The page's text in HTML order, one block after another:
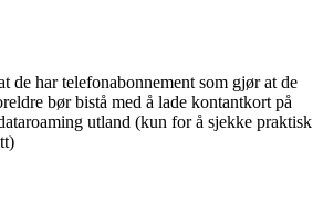
de har telefonabonnement som gjør at de
bør bistå med å lade kontantkort på
utland (kun for å sjekke praktisk